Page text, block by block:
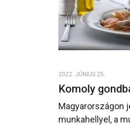
2022. JÚNIUS 25.
Komoly
Magyarországon
munkahellyel, a